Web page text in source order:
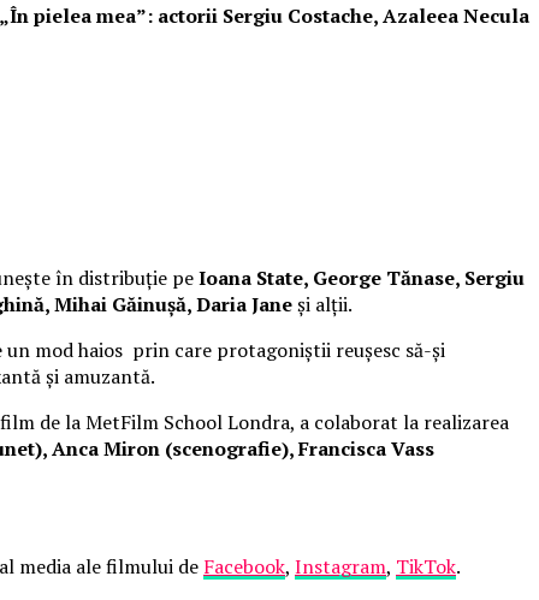
pielea mea”: actorii Sergiu Costache, Azaleea Necula
în distribuție peIoana State, George Tănase, Sergiu
Mihai Găinușă, Daria Janeși alții.
un mod haios prin care protagoniștii reușesc să-și
și amuzantă.
de la MetFilm School Londra, a colaborat la realizarea
Anca Miron (scenografie), Francisca Vass
media ale filmului de Facebook, Instagram, TikTok.